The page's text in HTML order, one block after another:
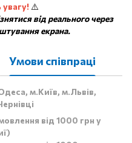
увагу! ⚠️
від реального через
екрана.
Умови співпраці
м.Київ, м.Львів,
від 1000 грн у